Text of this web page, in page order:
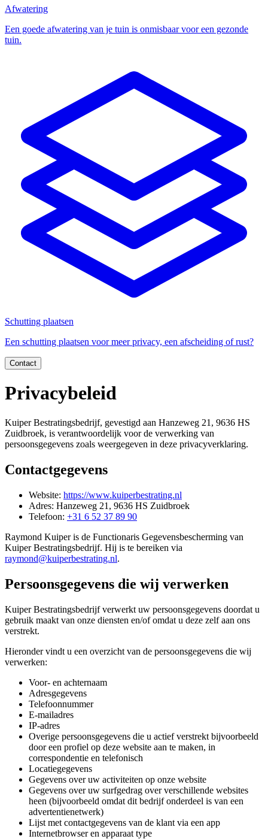
Afwatering
Een goede afwatering van je tuin is onmisbaar voor een gezonde
tuin.
Schutting plaatsen
Een schutting plaatsen voor meer privacy, een afscheiding of rust?
Contact
Privacybeleid
Kuiper Bestratingsbedrijf, gevestigd aan Hanzeweg 21, 9636 HS
Zuidbroek, is verantwoordelijk voor de verwerking van
persoonsgegevens zoals weergegeven in deze privacyverklaring.
Contactgegevens
Website: https://www.kuiperbestrating.nl
Adres: Hanzeweg 21, 9636 HS Zuidbroek
Telefoon: +31 6 52 37 89 90
Raymond Kuiper is de Functionaris Gegevensbescherming van
Kuiper Bestratingsbedrijf. Hij is te bereiken via
raymond@kuiperbestrating.nl.
Persoonsgegevens die wij verwerken
Kuiper Bestratingsbedrijf verwerkt uw persoonsgegevens doordat u
gebruik maakt van onze diensten en/of omdat u deze zelf aan ons
verstrekt.
Hieronder vindt u een overzicht van de persoonsgegevens die wij
verwerken:
Voor- en achternaam
Adresgegevens
Telefoonnummer
E-mailadres
IP-adres
Overige persoonsgegevens die u actief verstrekt bijvoorbeeld
door een profiel op deze website aan te maken, in
correspondentie en telefonisch
Locatiegegevens
Gegevens over uw activiteiten op onze website
Gegevens over uw surfgedrag over verschillende websites
heen (bijvoorbeeld omdat dit bedrijf onderdeel is van een
advertentienetwerk)
Lijst met contactgegevens van de klant via een app
Internetbrowser en apparaat type